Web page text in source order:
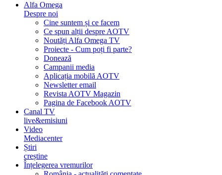
Alfa Omega
Despre noi
Cine suntem și ce facem
Ce spun alții despre AOTV
Noutăți Alfa Omega TV
Proiecte - Cum poți fi parte?
Donează
Campanii media
Aplicația mobilă AOTV
Newsletter email
Revista AOTV Magazin
Pagina de Facebook AOTV
Canal TV
live&emisiuni
Video
Mediacenter
Știri
creștine
Înțelegerea vremurilor